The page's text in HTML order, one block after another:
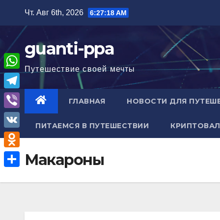
содержимому
Чт. Авг 6th, 2026 6:27:19 AM
guanti-ppa
Путешествие своей мечты
ГЛАВНАЯ НОВОСТИ ДЛЯ
ПИТАЕМСЯ В ПУТЕШЕСТВИИ
Макароны
W
h
a
A
T
e
l
e
g
V
i
b
e
V
K
O